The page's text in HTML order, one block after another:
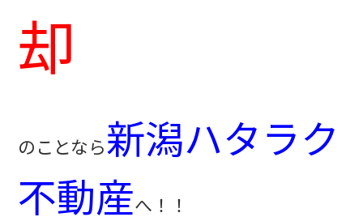
却
のことなら新潟ハタラク
不動産へ！！